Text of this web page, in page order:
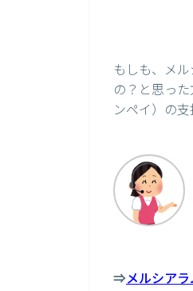
もしも、メ
の？と思っ
ンペイ）の
⇒メルシア